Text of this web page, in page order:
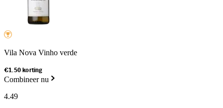
Vila Nova Vinho verde
€1.50 korting
Combineer nu
4.49